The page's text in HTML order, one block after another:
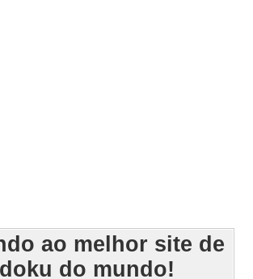
ao melhor site de
do mundo!